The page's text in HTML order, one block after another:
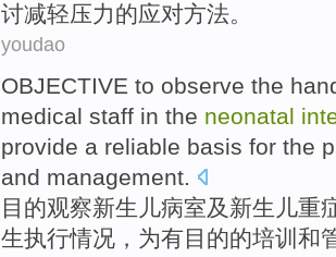
讨减轻压力的应对方法。
youdao
OBJECTIVE to observe the
medical staff in the neonatal
provide a reliable basis for the
and management.
目的观察新生儿病室及新生儿重
生执行情况，为有目的的培训 和